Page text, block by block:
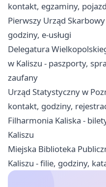
kontakt, egzaminy,
Pierwszy Urząd
godziny, e-usługi
Delegatura
w Kaliszu - paszporty,
zaufany
Urząd Statystyczny w
kontakt, godziny,
Filharmonia Kaliska -
Kaliszu
Miejska Biblioteka
Kaliszu - filie, godziny,